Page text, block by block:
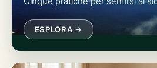
ESPLORA →